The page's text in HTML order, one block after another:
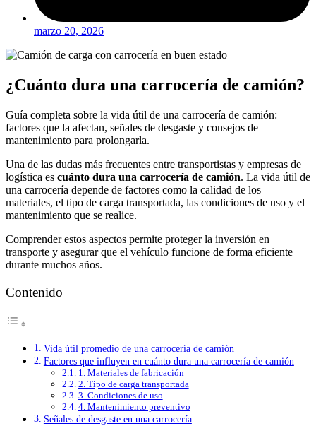
marzo 20, 2026
¿Cuánto dura una carrocería de camión?
Guía completa sobre la vida útil de una carrocería de camión:
factores que la afectan, señales de desgaste y consejos de
mantenimiento para prolongarla.
Una de las dudas más frecuentes entre transportistas y empresas de
logística es cuánto dura una carrocería de camión. La vida útil de
una carrocería depende de factores como la calidad de los
materiales, el tipo de carga transportada, las condiciones de uso y el
mantenimiento que se realice.
Comprender estos aspectos permite proteger la inversión en
transporte y asegurar que el vehículo funcione de forma eficiente
durante muchos años.
Contenido
Vida útil promedio de una carrocería de camión
Factores que influyen en cuánto dura una carrocería de camión
1. Materiales de fabricación
2. Tipo de carga transportada
3. Condiciones de uso
4. Mantenimiento preventivo
Señales de desgaste en una carrocería